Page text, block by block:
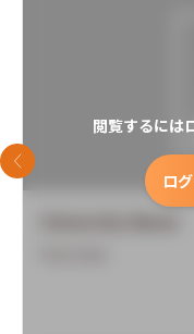
閲覧するには
ロ
前のスライド